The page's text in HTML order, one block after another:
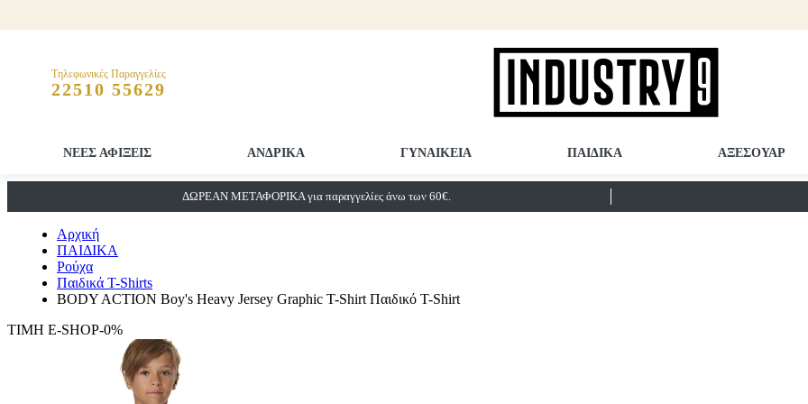
Τηλεφωνικές Παραγγελίες
22510 55629
ΝΕΕΣ ΑΦΙΞΕΙΣ ΑΝΔΡΙΚΑ ΓΥΝΑΙΚΕΙΑ ΠΑΙΔΙΚΑ ΑΞΕΣΟΥΑΡ
ΔΩΡΕΑΝ ΜΕΤΑΦΟΡΙΚΑ για παραγγελίες άνω των 60€.
Αρχική
ΠΑΙΔΙΚΑ
Ρούχα
Παιδικά T-Shirts
BODY ACTION Boy's Heavy Jersey Graphic T-Shirt Παιδικό T-Shirt
ΤΙΜΗ E-SHOP-0%